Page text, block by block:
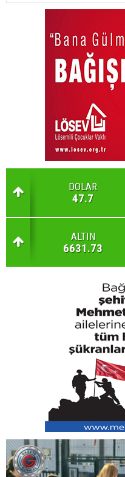
DOLAR
47.7
ALTIN
6631.73